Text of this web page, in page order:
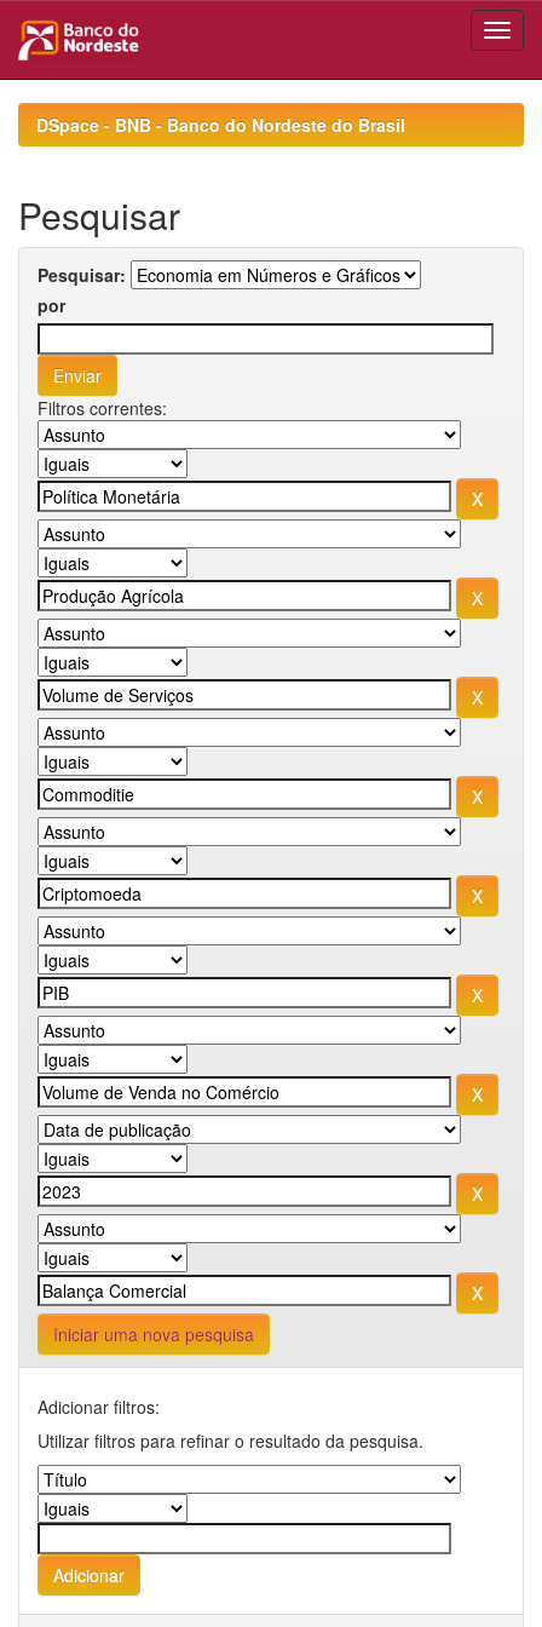
navigationDSpace - BNB - Banco do Nordeste do Brasil
Pesquisar
Pesquisar:
por
Filtros correntes:
Iniciar uma nova pesquisa
Adicionar filtros:
Utilizar filtros para refinar o resultado da pesquisa.